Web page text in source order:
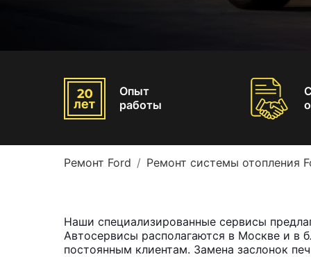
Опыт
работы
Ремонт Ford Ремонт системы отопления
Наши специализированные сервисы
Автосервисы располагаются в Москве и в
постоянным клиентам. Замена заслонок